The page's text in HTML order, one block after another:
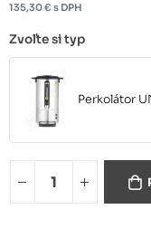
135,30 € s DPH
Zvoľte si typ
Perkolátor
Perkolátor